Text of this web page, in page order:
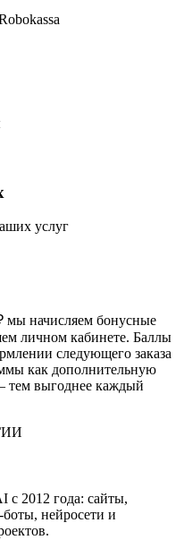
услуг
мы начисляем бонусные
личном кабинете. Баллы
следующего заказа
как дополнительную
тем выгоднее каждый
2012 года: сайты,
нейросети и